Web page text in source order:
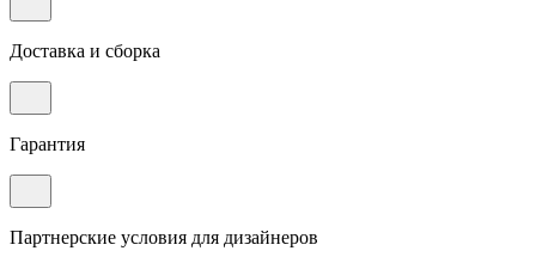
Доставка и сборка
Гарантия
Партнерские условия для дизайнеров